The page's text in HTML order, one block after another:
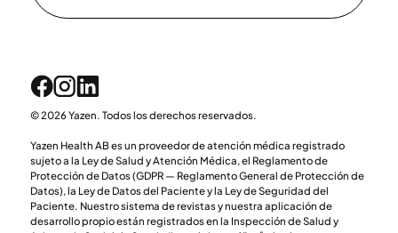
© 2026 Yazen. Todos los derechos reservados.
Yazen Health AB es un proveedor de atención médica registrado
sujeto a la Ley de Salud y Atención Médica, el Reglamento de
Protección de Datos (GDPR — Reglamento General de Protección de
Datos), la Ley de Datos del Paciente y la Ley de Seguridad del
Paciente. Nuestro sistema de revistas y nuestra aplicación de
desarrollo propio están registrados en la Inspección de Salud y